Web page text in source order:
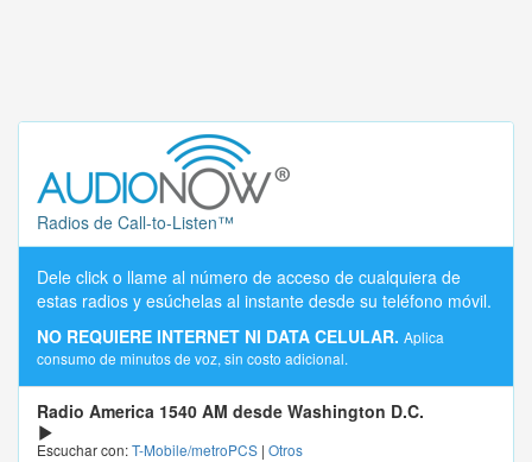
Radios de Call-to-Listen™
Dele click o llame al número de acceso de cualquiera de
estas radios y esúchelas al instante desde su teléfono móvil.
NO REQUIERE INTERNET NI DATA CELULAR. Aplica
consumo de minutos de voz, sin costo adicional.
Radio America 1540 AM desde Washington D.C.
Escuchar con:T-Mobile/metroPCS | Otros